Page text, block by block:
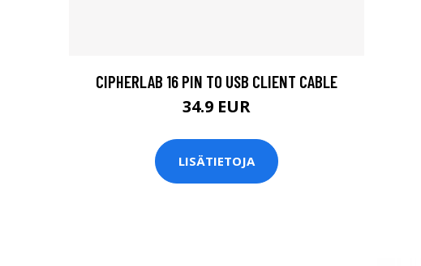
CIPHERLAB 16 PIN TO USB CLIENT CABLE
34.9 EUR
LISÄTIETOJA